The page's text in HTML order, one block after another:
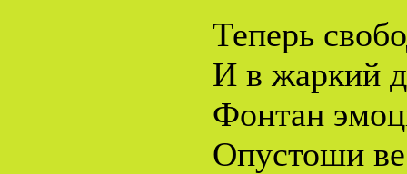
Теперь
И в жаркий
Фонтан
Опустоши